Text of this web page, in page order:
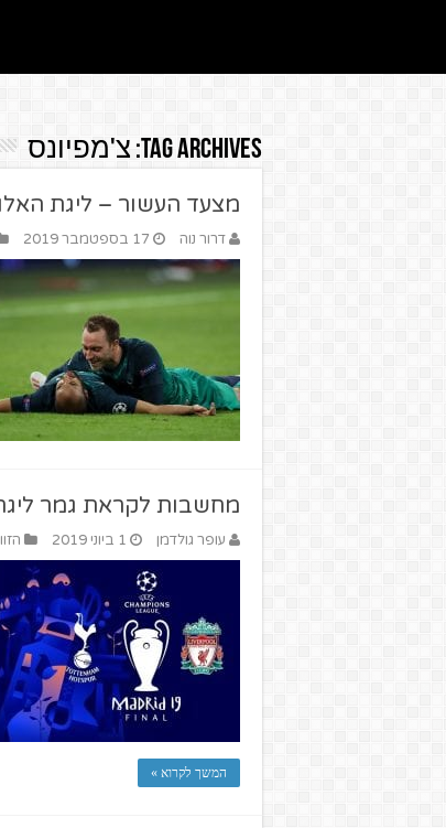
Tag Archives: צ'מפיונס
מצעד העשור – ליגת
דרור נוה 17 בספטמבר 2019
מחשבות לקראת גמר
עופר גולדמן 1 ביוני 2019
המשך לקרוא »